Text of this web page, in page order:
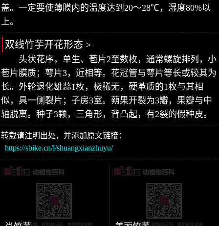
盖。一定要使薄膜内的温度达到20～28℃，湿度80%以
上。
双线竹芋开花形态 >
头状花序，单生、苞片2至数枚，通常螺旋排列，小
苞片膜质；萼片3，近相等。花冠管与萼片等长或较其为
长。外轮退化雄蕊1枚，极稀无，硬革质的1枚与其相
似，具一侧裂片；子房3室。蒴果开裂为3瓣，果瓣与中
轴脱离。种子3颗，三角形，背凸起，有2裂的假种皮。
转载请注明出处，并添加原文链接：
https://sbike.cn/l/shuangxianzhuyu/